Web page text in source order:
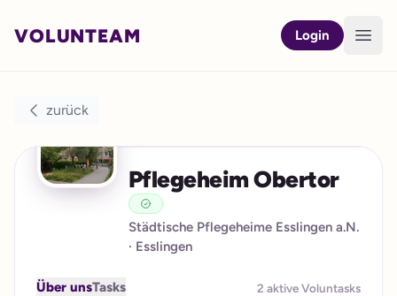
VOLUNTEAM Login
zurück
Pflegeheim Obertor
Städtische Pflegeheime Esslingen a.N.
· Esslingen
Über unsTasks 2 aktive Voluntasks